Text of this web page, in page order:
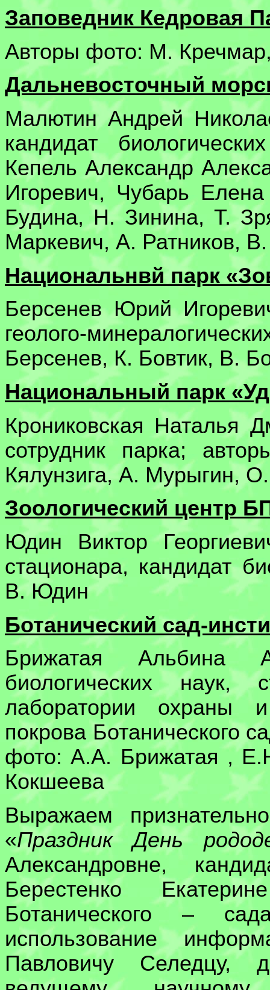
Заповедник Кедровая
Авторы фото: М.
Дальневосточный
Малютин Андрей
кандидат
Кепель Александр
Игоревич, Чубарь
Будина, Н. Зинина, Т.
Маркевич, А. Ратников,
Национальнвй парк
Берсенев Юрий
геолого-
Берсенев, К. Бовтик, В.
Национальный парк
Крониковская Наталья
сотрудник парка;
Кялунзига, А. Мурыгин,
Зоологический центр
Юдин Виктор
стационара, кандидат
В. Юдин
Ботанический сад-
Брижатая Альбина
биологических наук,
лаборатории охраны и
покрова Ботанического
фото: А.А. Брижатая ,
Кокшеева
Выражаем
«Праздник День
Александровне,
Берестенко
Ботанического –
использование
Павловичу Селедцу,